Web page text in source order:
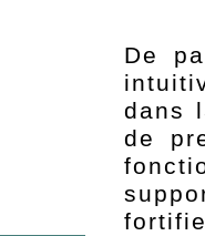
De
dans
de